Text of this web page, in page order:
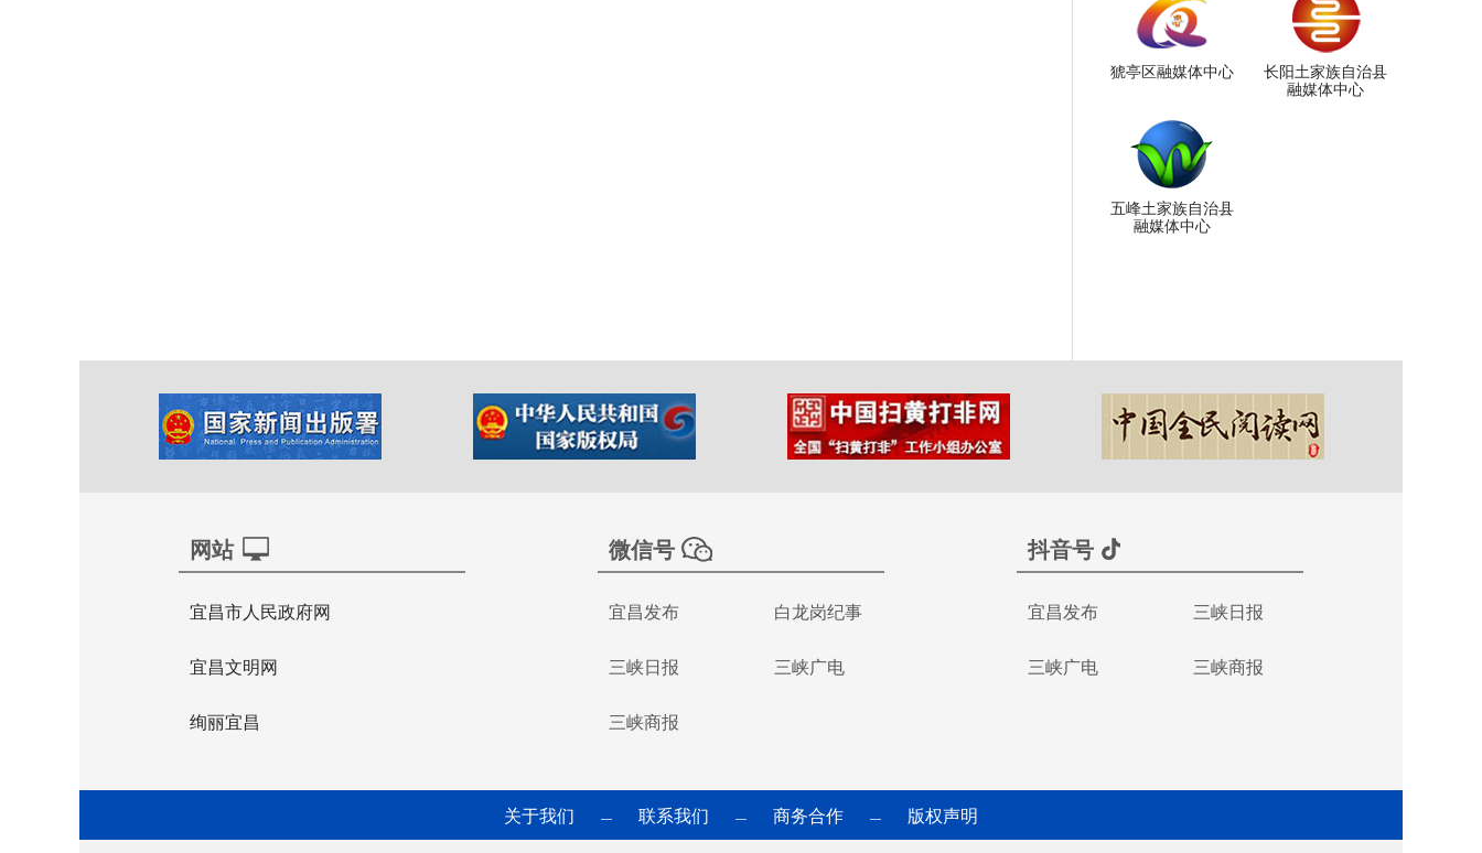
猇亭区融媒体中心
长阳土家族自治县
融媒体中心
五峰土家族自治县
融媒体中心
网站
宜昌市人民政府网
宜昌文明网
绚丽宜昌
微信号
宜昌发布 白龙岗纪事
三峡日报 三峡广电
三峡商报
抖音号
宜昌发布 三峡日报
三峡广电 三峡商报
关于我们 — 联系我们 — 商务合作 — 版权声明